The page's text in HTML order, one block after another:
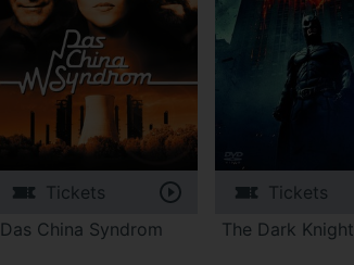
Tickets
Das China Syndrom
Tickets
The Dark Knight